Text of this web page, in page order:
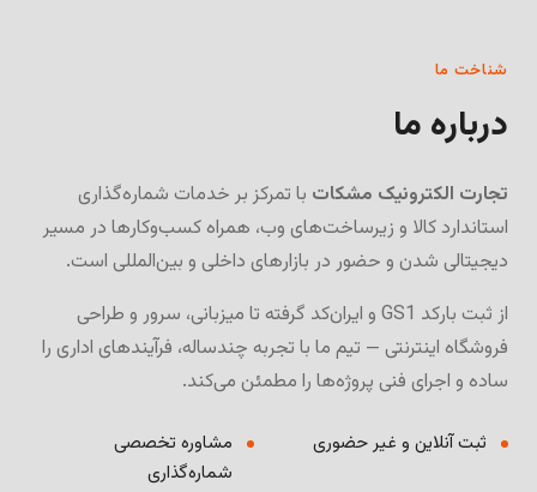
موقعیت مکانی محل فعالیت در نقشه
لیست محصولات به همراه مشخصات فنی
شناخت ما
درباره ما
تجارت الکترونیک مشکات با تمرکز بر خدمات شماره‌گذاری
استاندارد کالا و زیرساخت‌های وب، همراه کسب‌وکارها در مسیر
دیجیتالی شدن و حضور در بازارهای داخلی و بین‌المللی است.
از ثبت بارکد GS1 و ایران‌کد گرفته تا میزبانی، سرور و طراحی
فروشگاه اینترنتی — تیم ما با تجربه چندساله، فرآیندهای اداری را
ساده و اجرای فنی پروژه‌ها را مطمئن می‌کند.
ثبت آنلاین و غیر حضوری
مشاوره تخصصی
شماره‌گذاری